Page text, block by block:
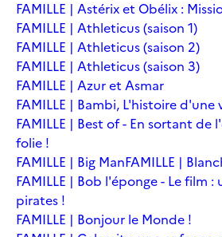
FAMILLE | Astérix et Obélix :
FAMILLE | Athleticus (saison 1)
FAMILLE | Athleticus (saison 2)
FAMILLE | Athleticus (saison 3)
FAMILLE | Azur et Asmar
FAMILLE | Bambi, L'histoire d'une
FAMILLE | Best of - En sortant de
folie !
FAMILLE | Big ManFAMILLE |
FAMILLE | Bob l'éponge - Le film
pirates !
FAMILLE | Bonjour le Monde !